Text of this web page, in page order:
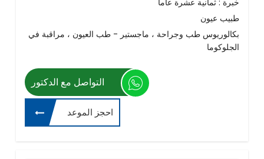
خبرة : ثمانية عشرة عاما
طبيب عيون
بكالوريوس طب وجراحة ، ماجستير - طب العيون ، مراقبة في
الجلوكوما
التواصل مع الدكتور
احجز الموعد